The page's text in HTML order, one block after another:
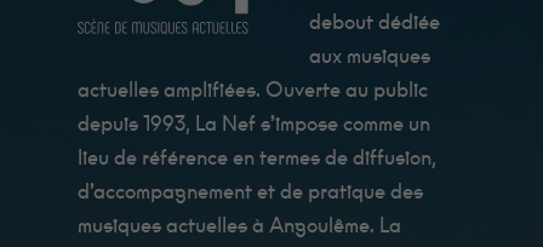
debout dédiée
aux musiques
actuelles amplifiées. Ouverte au public
depuis 1993, La Nef s’impose comme un
lieu de référence en termes de diffusion,
d’accompagnement et de pratique des
musiques actuelles à Angoulême. La